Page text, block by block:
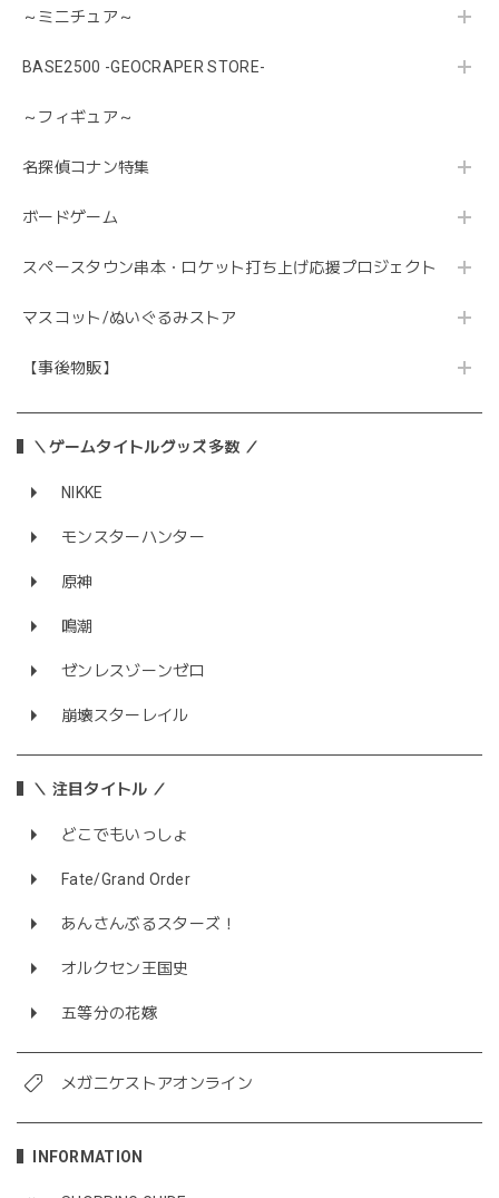
～ミニチュア～
BASE2500 -GEOCRAPER STORE-
～フィギュア～
名探偵コナン特集
ボードゲーム
スペースタウン串本・ロケット打ち上げ応援プロジェクト
マスコット/ぬいぐるみストア
【事後物販】
＼ゲームタイトルグッズ多数 ／
NIKKE
モンスターハンター
原神
鳴潮
ゼンレスゾーンゼロ
崩壊スターレイル
＼ 注目タイトル ／
どこでもいっしょ
Fate/Grand Order
あんさんぶるスターズ！
オルクセン王国史
五等分の花嫁
メガニケストアオンライン
INFORMATION